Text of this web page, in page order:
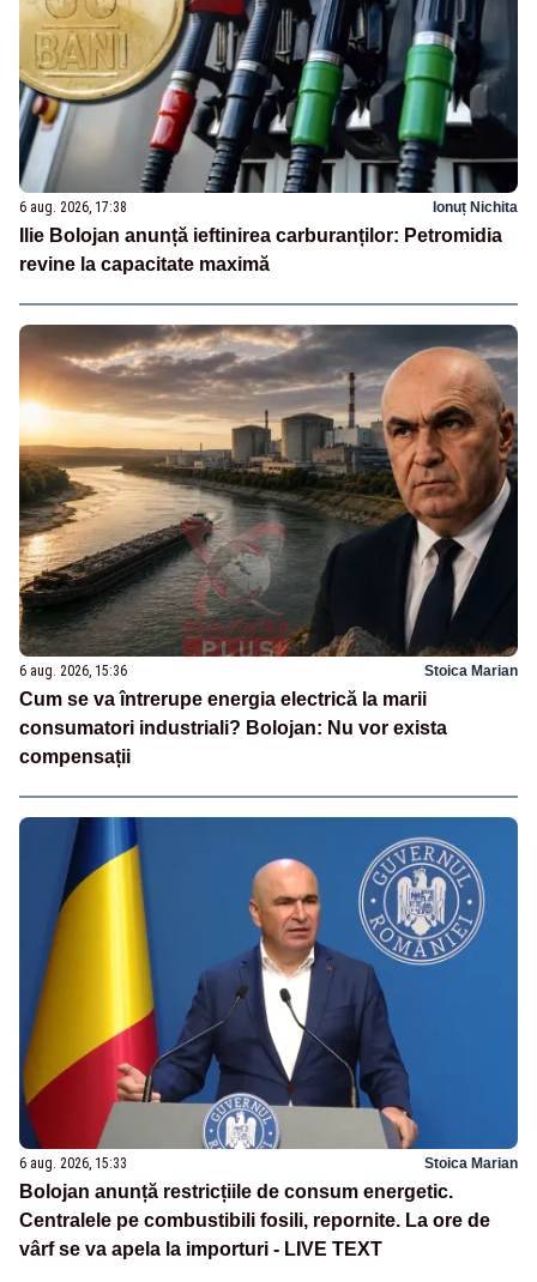
6 aug. 2026, 17:38 Ionuț Nichita
Ilie Bolojan anunță ieftinirea carburanților: Petromidia
revine la capacitate maximă
6 aug. 2026, 15:36 Stoica Marian
Cum se va întrerupe energia electrică la marii
consumatori industriali? Bolojan: Nu vor exista
compensații
6 aug. 2026, 15:33 Stoica Marian
Bolojan anunță restricțiile de consum energetic.
Centralele pe combustibili fosili, repornite. La ore de
vârf se va apela la importuri - LIVE TEXT